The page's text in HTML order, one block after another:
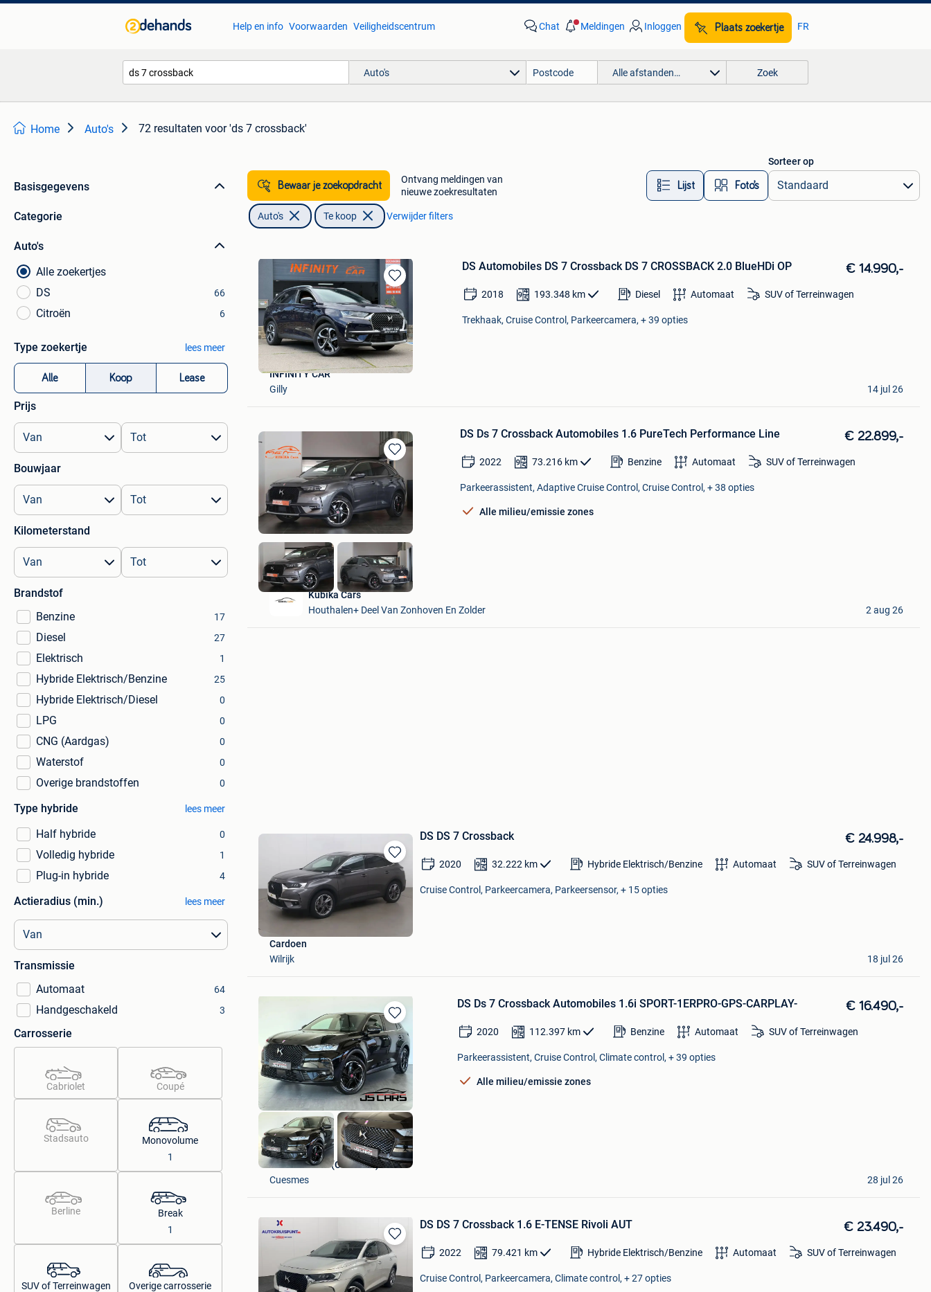
Help en info Voorwaarden Veiligheidscentrum Chat Meldingen Inloggen Plaats zoekertje FR
Auto's Alle afstanden… Zoek
Home Auto's 72 resultaten voor 'ds 7 crossback'
Basisgegevens
Categorie
Auto's
Alle zoekertjes
DS
66
Citroën 6
Type zoekertje lees meer
Alle Koop Lease
Prijs
Bouwjaar
Kilometerstand
Brandstof
Benzine
17
Diesel 27
Elektrisch 1
Hybride Elektrisch/Benzine 25
Hybride Elektrisch/Diesel 0
LPG 0
CNG (Aardgas) 0
Waterstof 0
Overige brandstoffen 0
Type hybride lees meer
Half hybride 0
Volledig hybride 1
Plug-in hybride 4
Actieradius (min.) lees meer
Transmissie
Automaat
64
Handgeschakeld 3
Carrosserie
Cabriolet Coupé
Stadsauto
Monovolume
1
Berline
Break
1
SUV of Terreinwagen
Overige carrosserie
Bewaar je zoekopdracht
Ontvang meldingen van
nieuwe zoekresultaten
Lijst Foto’s
Sorteer op
Auto's Te koop Verwijder filters
Bewaren
in
Mijn
Favorieten
DS Automobiles DS 7 Crossback DS 7 CROSSBACK 2.0 BlueHDi OP € 14.990,-
2018 193.348 km Diesel Automaat SUV of Terreinwagen
Trekhaak, Cruise Control, Parkeercamera, + 39 opties
INFINITY CAR
Gilly
14 jul 26
Bewaren
in
Mijn
Favorieten
DS Ds 7 Crossback Automobiles 1.6 PureTech Performance Line € 22.899,-
2022 73.216 km Benzine Automaat SUV of Terreinwagen
Parkeerassistent, Adaptive Cruise Control, Cruise Control, + 38 opties
Alle milieu/emissie zones
Kubika Cars
Houthalen+ Deel Van Zonhoven En Zolder
2 aug 26
Bewaren
in
Mijn
Favorieten
DS DS 7 Crossback € 24.998,-
2020 32.222 km Hybride Elektrisch/Benzine Automaat SUV of Terreinwagen
Cruise Control, Parkeercamera, Parkeersensor, + 15 opties
Cardoen
Wilrijk
18 jul 26
Bewaren
in
Mijn
Favorieten
DS Ds 7 Crossback Automobiles 1.6i SPORT-1ERPRO-GPS-CARPLAY- € 16.490,-
2020 112.397 km Benzine Automaat SUV of Terreinwagen
Parkeerassistent, Cruise Control, Climate control, + 39 opties
Alle milieu/emissie zones
JS Cars Mons (Cuesmes)
Cuesmes
28 jul 26
Bewaren
in
Mijn
Favorieten
DS DS 7 Crossback 1.6 E-TENSE Rivoli AUT € 23.490,-
2022 79.421 km Hybride Elektrisch/Benzine Automaat SUV of Terreinwagen
Cruise Control, Parkeercamera, Climate control, + 27 opties